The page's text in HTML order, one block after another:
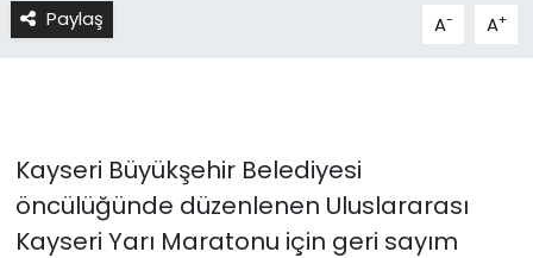
Paylaş A- A+
Kayseri Büyükşehir Belediyesi
öncülüğünde düzenlenen Uluslararası
Kayseri Yarı Maratonu için geri sayım